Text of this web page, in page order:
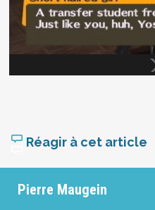
Réagir à cet article
Pierre Maugein